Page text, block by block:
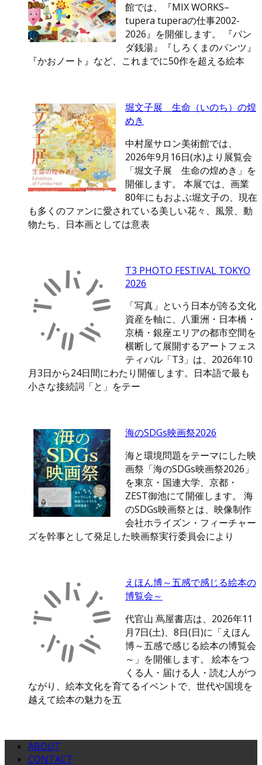
館では、『MIX WORKS–
tupera tuperaの仕事2002-
2026』を開催します。 『パン
ダ銭湯』『しろくまのパンツ』
『かおノート』など、これまでに50作を超える絵本
堀文子展 生命（いのち）の煌
めき
中村屋サロン美術館では、
2026年9月16日(水)より展覧会
「堀文子展 生命の煌めき」を
開催します。 本展では、画業
80年にもおよぶ堀文子の、現在
も多くのファンに愛されている美しい花々、風景、動
物たち、日本画としては意表
T3 PHOTO FESTIVAL TOKYO
2026
「写真」という日本が誇る文化
資産を軸に、八重洲・日本橋・
京橋・銀座エリアの都市空間を
横断して展開するアートフェス
ティバル「T3」は、2026年10
月3日から24日間にわたり開催します。日本語で最も
小さな接続詞「と」をテー
海のSDGs映画祭2026
海と環境問題をテーマにした映
画祭「海のSDGs映画祭2026」
を東京・国連大学、京都・
ZEST御池にて開催します。 海
のSDGs映画祭とは、映像制作
会社ホライズン・フィーチャー
ズを幹事として発足した映画祭実行委員会により
えほん博～五感で感じる絵本の
博覧会～
代官山 蔦屋書店は、2026年11
月7日(土)、8日(日)に「えほん
博～五感で感じる絵本の博覧会
～」を開催します。 絵本をつ
くる人・届ける人・読む人がつ
ながり、絵本文化を育てるイベントで、世代や国境を
越えて絵本の魅力を五
ABOUT
CONTACT